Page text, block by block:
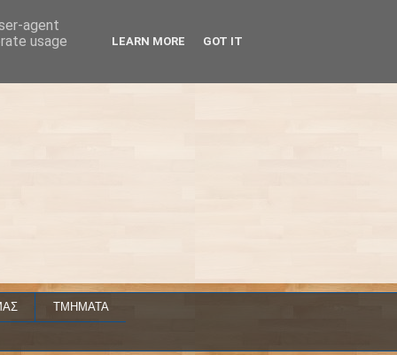
ΤΜΗΜΑΤΑ
agent
usage
LEARN MORE GOT IT